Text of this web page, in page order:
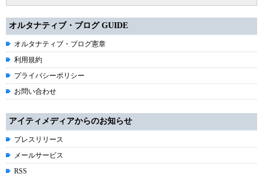
オルタナティブ・ブログ GUIDE
オルタナティブ・ブログ憲章
利用規約
プライバシーポリシー
お問い合わせ
アイティメディアからのお知らせ
プレスリリース
メールサービス
RSS